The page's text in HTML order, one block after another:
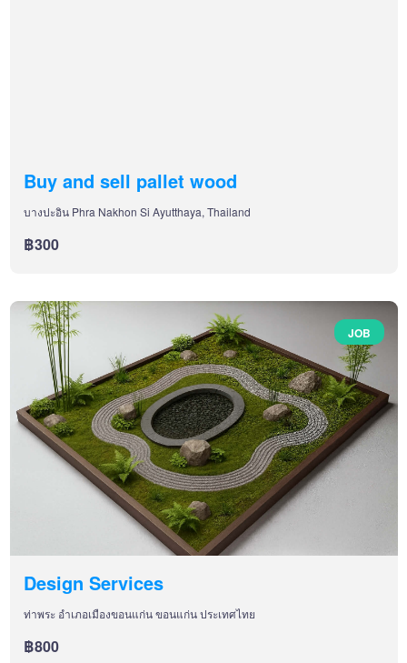
Buy and sell pallet wood
บางปะอิน Phra Nakhon Si Ayutthaya, Thailand
฿300
JOB
Design Services
ท่าพระ อำเภอเมืองขอนแก่น ขอนแก่น ประเทศไทย
฿800